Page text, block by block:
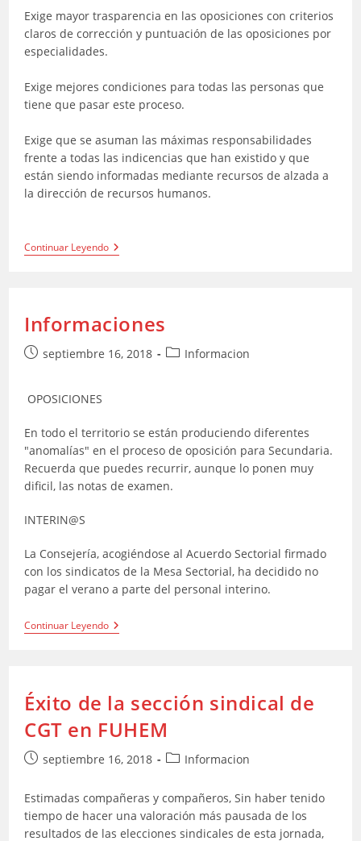
Exige mayor trasparencia en las oposiciones con criterios
claros de corrección y puntuación de las oposiciones por
especialidades.
Exige mejores condiciones para todas las personas que
tiene que pasar este proceso.
Exige que se asuman las máximas responsabilidades
frente a todas las indicencias que han existido y que
están siendo informadas mediante recursos de alzada a
la dirección de recursos humanos.
Continuar LeyendoComunicado
Sobre
Informaciones
Publicación
entrada:
septiembre 16, 2018
Categoría
Informacion
OPOSICIONES
En todo el territorio se están produciendo diferentes
"anomalías" en el proceso de oposición para Secundaria.
Recuerda que puedes recurrir, aunque lo ponen muy
dificil, las notas de examen.
INTERIN@S
La Consejería, acogiéndose al Acuerdo Sectorial firmado
con los sindicatos de la Mesa Sectorial, ha decidido no
pagar el verano a parte del personal interino.
Continuar LeyendoInformaciones
Éxito de la sección sindical de
CGT en FUHEM
Publicación
la
entrada:
septiembre 16, 2018
Categoría
la
entrada:
Informacion
Estimadas compañeras y compañeros, Sin haber tenido
tiempo de hacer una valoración más pausada de los
resultados de las elecciones sindicales de esta jornada,